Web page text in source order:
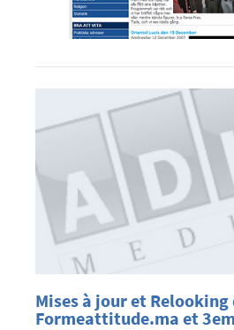
Mises à jour et Relooking
Formeattitude.ma et